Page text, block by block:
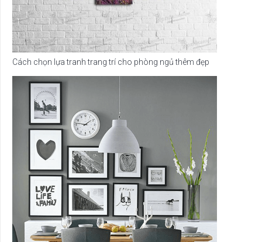
Cách chọn lựa tranh trang trí cho phòng ngủ thêm đẹp